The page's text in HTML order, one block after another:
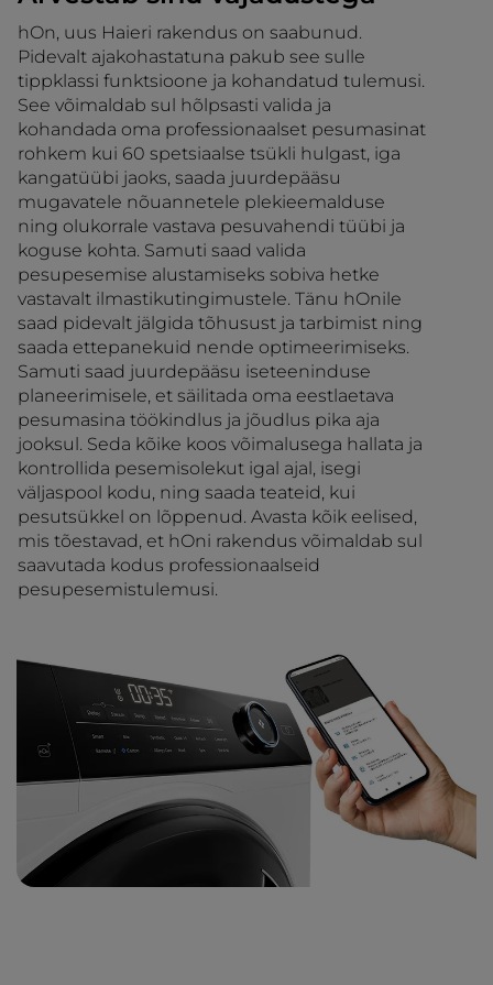
hOn, uus Haieri rakendus on saabunud.
Pidevalt ajakohastatuna pakub see sulle
tippklassi funktsioone ja kohandatud tulemusi.
See võimaldab sul hõlpsasti valida ja
kohandada oma professionaalset pesumasinat
rohkem kui 60 spetsiaalse tsükli hulgast, iga
kangatüübi jaoks, saada juurdepääsu
mugavatele nõuannetele plekieemalduse
ning olukorrale vastava pesuvahendi tüübi ja
koguse kohta. Samuti saad valida
pesupesemise alustamiseks sobiva hetke
vastavalt ilmastikutingimustele. Tänu hOnile
saad pidevalt jälgida tõhusust ja tarbimist ning
saada ettepanekuid nende optimeerimiseks.
Samuti saad juurdepääsu iseteeninduse
planeerimisele, et säilitada oma eestlaetava
pesumasina töökindlus ja jõudlus pika aja
jooksul. Seda kõike koos võimalusega hallata ja
kontrollida pesemisolekut igal ajal, isegi
väljaspool kodu, ning saada teateid, kui
pesutsükkel on lõppenud. Avasta kõik eelised,
mis tõestavad, et hOni rakendus võimaldab sul
saavutada kodus professionaalseid
pesupesemistulemusi.